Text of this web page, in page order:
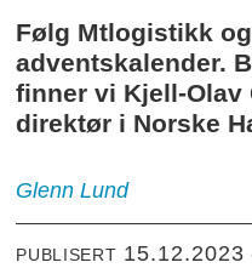
Følg Mtlogistikk
adventskalender.
finner vi Kjell-Olav
direktør i Norske
Glenn Lund
PUBLISERT